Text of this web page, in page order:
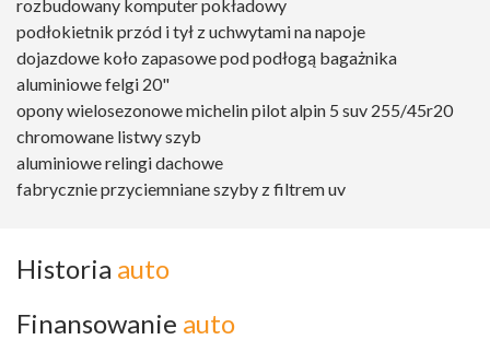
rozbudowany komputer pokładowy
podłokietnik przód i tył z uchwytami na napoje
dojazdowe koło zapasowe pod podłogą bagażnika
aluminiowe felgi 20"
opony wielosezonowe michelin pilot alpin 5 suv 255/45r20
chromowane listwy szyb
aluminiowe relingi dachowe
fabrycznie przyciemniane szyby z filtrem uv
Historia auto
Finansowanie auto